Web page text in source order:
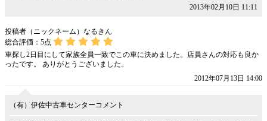
2013年02月10日 11:11
投稿者（ニックネーム）なるきん
総合評価： 5点
車探し2日目にして家族全員一致でこの車に決めました。店員さんの対応も良か
ったです。 ありがとうございました。
2012年07月13日 14:00
（有）伊佐中古車センターコメント